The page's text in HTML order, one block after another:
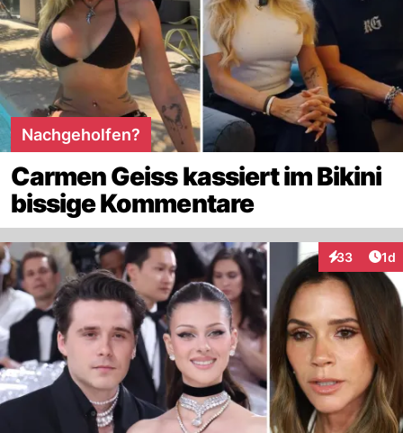
Nachgeholfen?
Carmen Geiss kassiert im Bikini
bissige Kommentare
33
Interaktionen
1d